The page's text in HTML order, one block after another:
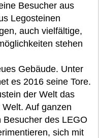
Besucher aus
Legosteinen
auch vielfältige,
stehen
Gebäude. Unter
es 2016 seine Tore.
der Welt das
Auf ganzen
des LEGO
sich mit